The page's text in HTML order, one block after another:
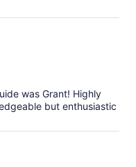
was Grant! Highly
but enthusiastic